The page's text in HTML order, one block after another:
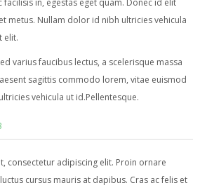
metus. Nullam dolor id nibh ultricies vehicula
elit.
varius faucibus lectus, a scelerisque massa
sagittis commodo lorem, vitae euismod
vehicula ut id.Pellentesque.
consectetur adipiscing elit. Proin ornare
cursus mauris at dapibus. Cras ac felis et